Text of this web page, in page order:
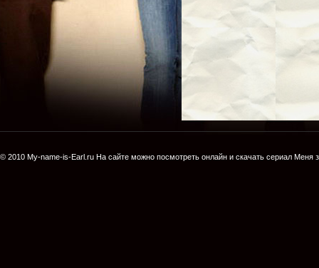
© 2010 My-name-is-Earl.ru На сайте можно посмотреть онлайн и скачать сериал Меня